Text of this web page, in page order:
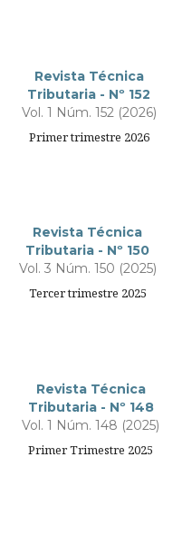
Revista Técnica
Tributaria - Nº 152
Vol. 1 Núm. 152 (2026)
Primer trimestre 2026
Revista Técnica
Tributaria - Nº 150
Vol. 3 Núm. 150 (2025)
Tercer trimestre 2025
Revista Técnica
Tributaria - Nº 148
Vol. 1 Núm. 148 (2025)
Primer Trimestre 2025